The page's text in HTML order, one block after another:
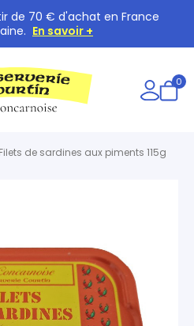
de 70 € d'achat en France
En savoir +
0
Filets de sardines aux piments 115g